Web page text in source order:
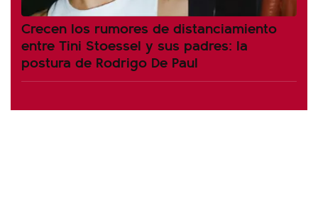
Crecen los rumores de distanciamiento
entre Tini Stoessel y sus padres: la
postura de Rodrigo De Paul